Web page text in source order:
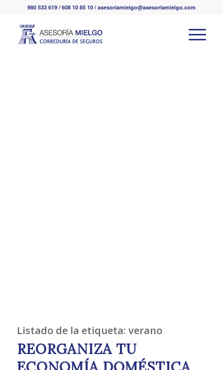
980 533 619 / 608 10 85 10 / asesoriamielgo@asesoriamielgo.com
Listado de la etiqueta: verano
REORGANIZA TU